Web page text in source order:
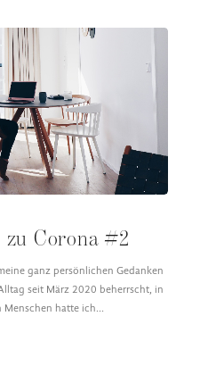
zu Corona #2
ganz persönlichen Gedanken
seit März 2020 beherrscht, in
Menschen hatte ich…